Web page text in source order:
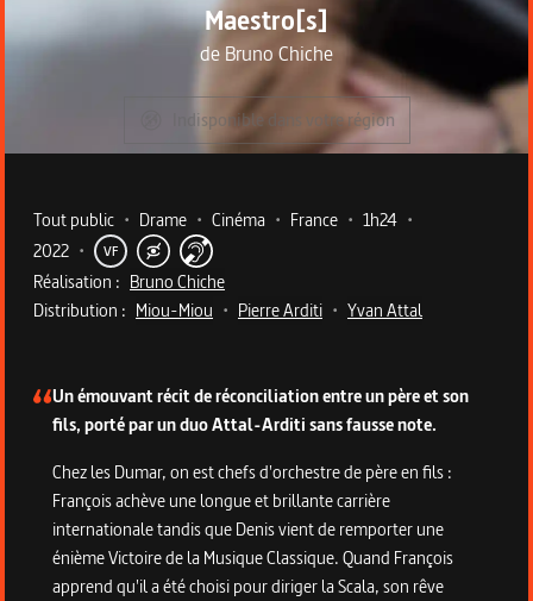
Maestro[s]
de Bruno Chiche
Indisponible dans votre région
Metadata du programme
Tout public • Drame • Cinéma • France • 1h24 •
2022 • VF
Réalisation : Bruno Chiche
Distribution : Miou-Miou • Pierre Arditi • Yvan Attal
Un émouvant récit de réconciliation entre un père et son
fils, porté par un duo Attal-Arditi sans fausse note.
Chez les Dumar, on est chefs d'orchestre de père en fils :
François achève une longue et brillante carrière
internationale tandis que Denis vient de remporter une
énième Victoire de la Musique Classique. Quand François
apprend qu'il a été choisi pour diriger la Scala, son rêve